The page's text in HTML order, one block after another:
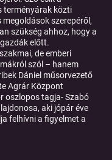
terményárak közti
szerepéről,
szükség ahhoz, hogy a
előtt.
de emberi
szól – hanem
Dániel műsorvezető
Agrár Központ
oszlopos tagja- Szabó
aki jópár éve
felhívni a figyelmet a